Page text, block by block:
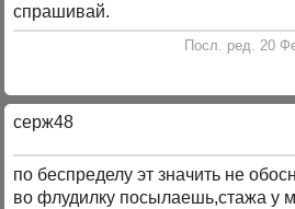
спрашивай.
Посл. ред. 20
серж48
по беспределу эт значить не
во флудилку посылаешь,стажа у